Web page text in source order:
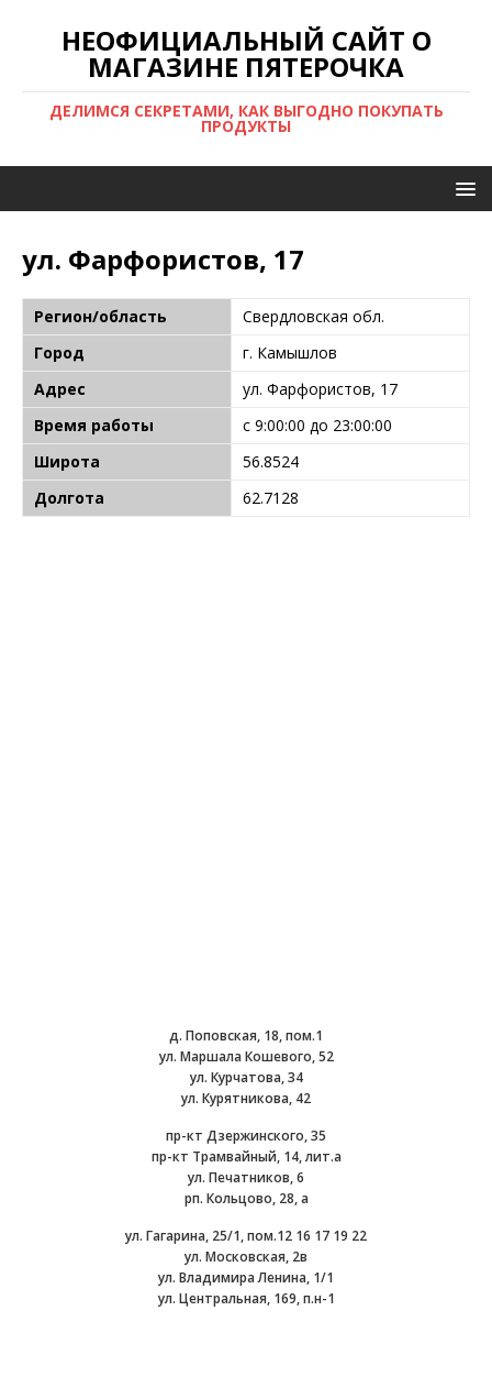
НЕОФИЦИАЛЬНЫЙ САЙТ О
МАГАЗИНЕ ПЯТЕРОЧКА
ДЕЛИМСЯ СЕКРЕТАМИ, КАК ВЫГОДНО ПОКУПАТЬ
ПРОДУКТЫ
ул. Фарфористов, 17
Регион/область
Свердловская обл.
Город
г. Камышлов
Адрес
ул. Фарфористов, 17
Время работы
с 9:00:00 до 23:00:00
Широта
56.8524
Долгота
62.7128
д. Поповская, 18, пом.1
ул. Маршала Кошевого, 52
ул. Курчатова, 34
ул. Курятникова, 42
пр-кт Дзержинского, 35
пр-кт Трамвайный, 14, лит.а
ул. Печатников, 6
рп. Кольцово, 28, а
ул. Гагарина, 25/1, пом.12 16 17 19 22
ул. Московская, 2в
ул. Владимира Ленина, 1/1
ул. Центральная, 169, п.н-1